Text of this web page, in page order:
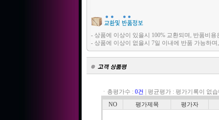
- 상품에 이상이 있을시 100% 교환되며, 반품비
- 상품에 이상이 없을시 7일 이내에 반품 가능하
ㆍ총평가수 : 0건 평균평가 : 평가기록이 없
NO
평가제목 평가자